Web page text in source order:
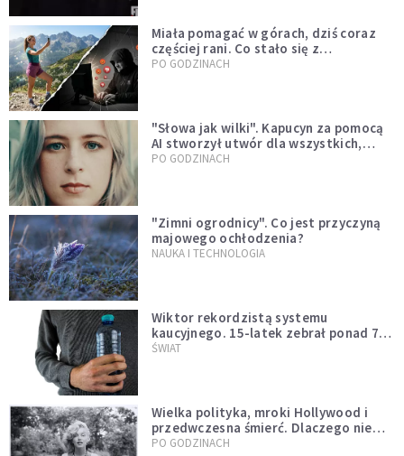
Miała pomagać w górach, dziś coraz
częściej rani. Co stało się z
Tatromaniakami?
PO GODZINACH
"Słowa jak wilki". Kapucyn za pomocą
AI stworzył utwór dla wszystkich,
którzy doświadczają hejtu
PO GODZINACH
"Zimni ogrodnicy". Co jest przyczyną
majowego ochłodzenia?
NAUKA I TECHNOLOGIA
Wiktor rekordzistą systemu
kaucyjnego. 15-latek zebrał ponad 7
tys. butelek i puszek
ŚWIAT
Wielka polityka, mroki Hollywood i
przedwczesna śmierć. Dlaczego nie
możemy przestać mówić o Marilyn
PO GODZINACH